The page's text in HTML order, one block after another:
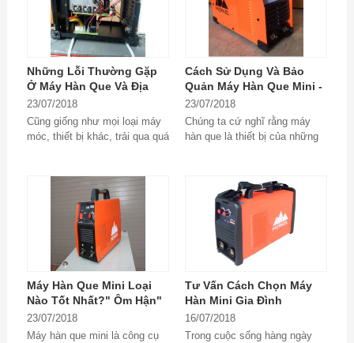
Những Lỗi Thường Gặp
Ở Máy Hàn Que Và Địa
Chỉ Sửa Chữa Máy Hàn
Que Tin Cậy
23/07/2018
Cũng giống như mọi loại máy
móc, thiết bị khác, trải qua quá
Cách Sử Dụng Và Bảo
Quản Máy Hàn Que Mini -
Bí Kíp Của Thợ Lành
Nghề
23/07/2018
Chúng ta cứ nghĩ rằng máy
hàn que là thiết bị của những
Máy Hàn Que Mini Loại
Nào Tốt Nhất?" Ôm Hận"
Vì Không Biết Điều Này
Sớm Hơn
23/07/2018
Máy hàn que mini là công cụ
Tư Vấn Cách Chọn Máy
Hàn Mini Gia Đình
16/07/2018
Trong cuộc sống hàng ngày